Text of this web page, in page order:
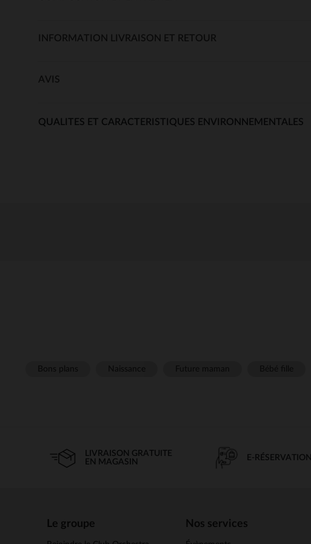
INFORMATION LIVRAISON ET RETOUR
AVIS
QUALITES ET CARACTERISTIQUES ENVIRONNEMENTALES
LIVRAISON GRATUITE
EN MAGASIN
E-RÉSERVATION
Le groupe Nos services